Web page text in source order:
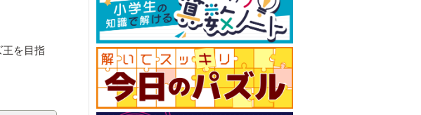
を目指